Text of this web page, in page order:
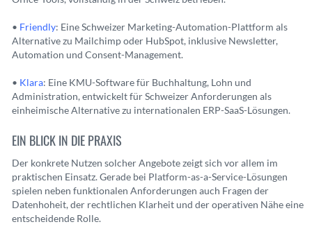
• Friendly: Eine Schweizer Marketing-Automation-Plattform als
Alternative zu Mailchimp oder HubSpot, inklusive Newsletter,
Automation und Consent-Management.
• Klara: Eine KMU-Software für Buchhaltung, Lohn und
Administration, entwickelt für Schweizer Anforderungen als
einheimische Alternative zu internationalen ERP-SaaS-Lösungen.
EIN BLICK IN DIE PRAXIS
Der konkrete Nutzen solcher Angebote zeigt sich vor allem im
praktischen Einsatz. Gerade bei Platform-as-a-Service-Lösungen
spielen neben funktionalen Anforderungen auch Fragen der
Datenhoheit, der rechtlichen Klarheit und der operativen Nähe eine
entscheidende Rolle.